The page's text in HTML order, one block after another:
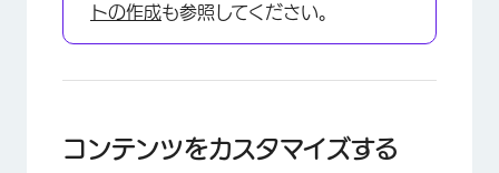
トの作成も参照してください。
コンテンツをカスタマイズする